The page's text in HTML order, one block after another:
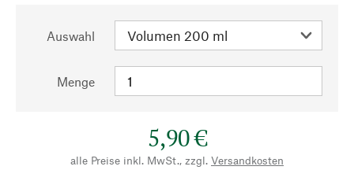
Auswahl
Menge
5,90 €
alle Preise inkl. MwSt., zzgl. Versandkosten